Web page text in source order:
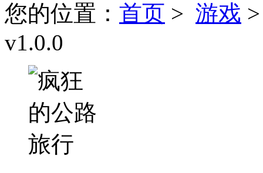
您的位置： 首页 > 游戏
v1.0.0